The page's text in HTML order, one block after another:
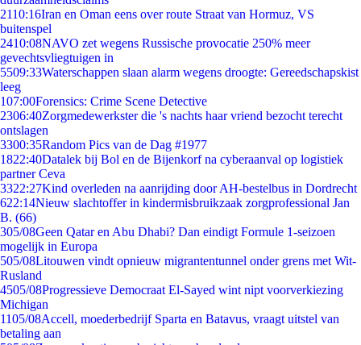
2110:16Iran en Oman eens over route Straat van Hormuz, VS
buitenspel
2410:08NAVO zet wegens Russische provocatie 250% meer
gevechtsvliegtuigen in
5509:33Waterschappen slaan alarm wegens droogte: Gereedschapskist
leeg
107:00Forensics: Crime Scene Detective
2306:40Zorgmedewerkster die 's nachts haar vriend bezocht terecht
ontslagen
3300:35Random Pics van de Dag #1977
1822:40Datalek bij Bol en de Bijenkorf na cyberaanval op logistiek
partner Ceva
3322:27Kind overleden na aanrijding door AH-bestelbus in Dordrecht
622:14Nieuw slachtoffer in kindermisbruikzaak zorgprofessional Jan
B. (66)
305/08Geen Qatar en Abu Dhabi? Dan eindigt Formule 1-seizoen
mogelijk in Europa
505/08Litouwen vindt opnieuw migrantentunnel onder grens met Wit-
Rusland
4505/08Progressieve Democraat El-Sayed wint nipt voorverkiezing
Michigan
1105/08Accell, moederbedrijf Sparta en Batavus, vraagt uitstel van
betaling aan